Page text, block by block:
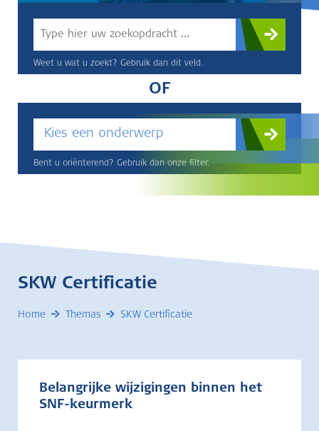
Weet u wat u zoekt? Gebruik dan dit veld.
OF
Kies een onderwerp
Bent u oriënterend? Gebruik dan onze filter.
SKW Certificatie
Home Themas SKW Certificatie
Belangrijke wijzigingen binnen het
SNF-keurmerk